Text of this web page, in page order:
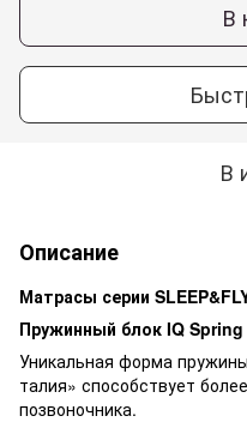
В
В
Описание
Матрасы серии
Пружинный блок IQ Spring
Уникальная форма
талия» способствует
позвоночника.